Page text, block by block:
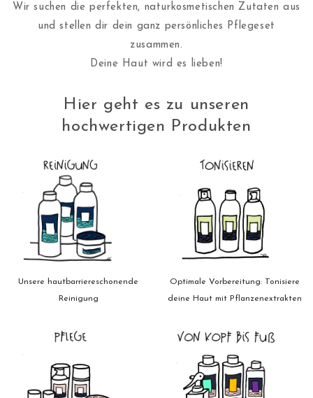
Wir suchen die perfekten, naturkosmetischen Zutaten aus
und stellen dir dein ganz persönliches Pflegeset
zusammen.
Deine Haut wird es lieben!
Hier geht es zu unseren
hochwertigen Produkten
Unsere hautbarriereschonende
Reinigung
Optimale Vorbereitung: Tonisiere
deine Haut mit Pflanzenextrakten